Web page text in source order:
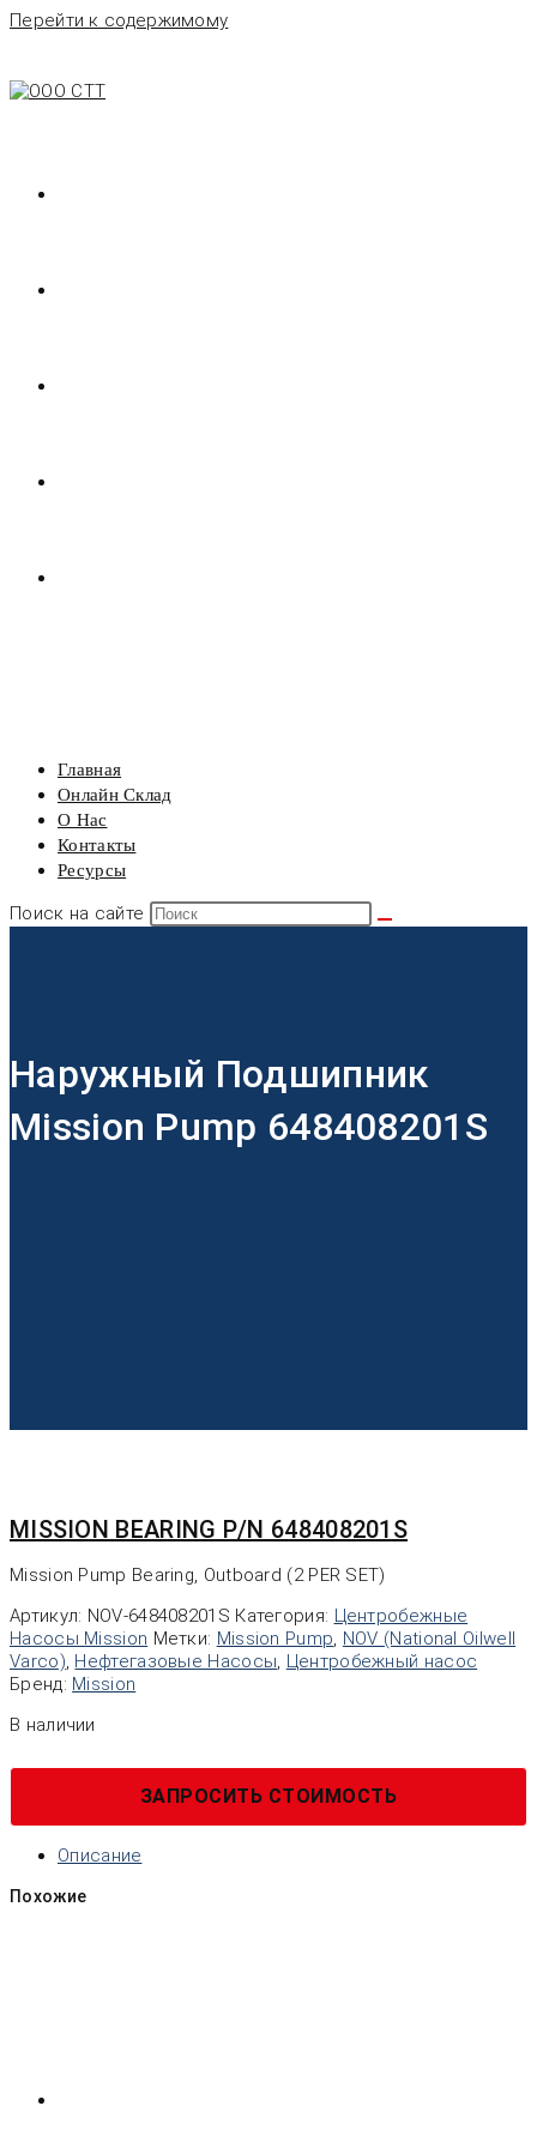
Перейти к содержимому
Главная
Онлайн Склад
О Нас
Контакты
Ресурсы
Поиск на сайте
Наружный Подшипник
Mission Pump 648408201S
MISSION BEARING P/N 648408201S
Mission Pump Bearing, Outboard (2 PER SET)
Артикул: NOV-648408201S Категория: Центробежные
Насосы Mission Метки: Mission Pump, NOV (National Oilwell
Varco), Нефтегазовые Насосы, Центробежный насос
Бренд: Mission
В наличии
ЗАПРОСИТЬ СТОИМОСТЬ
Описание
Похожие